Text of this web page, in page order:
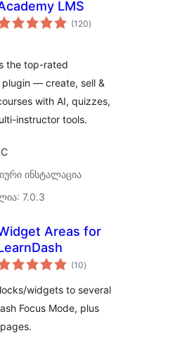
LMS
(120საერთო
რეიტინგი
)
the top-rated
plugin — create, sell &
with AI, quizzes,
instructor tools.
ინსტალაცია
7.0.3
Areas for
(10საერთო
რეიტინგი
)
widgets to several
Focus Mode, plus